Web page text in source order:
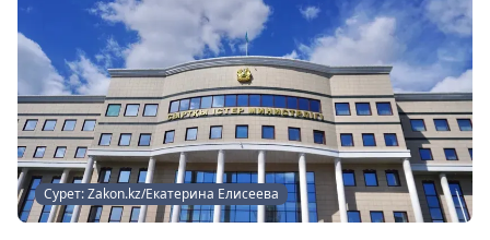
Сурет: Zakon.kz/Екатерина Елисеева